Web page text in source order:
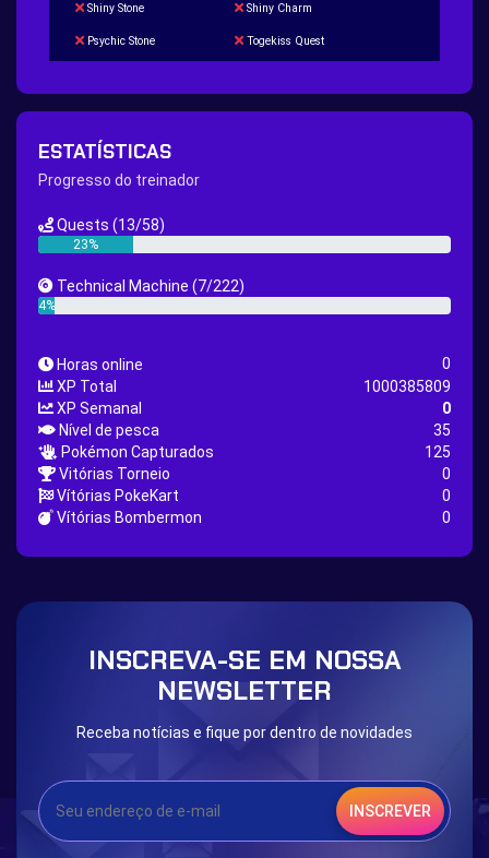
Shiny Stone Shiny Charm
Psychic Stone Togekiss Quest
200 Great Ball Quest
Hippie Outfit Quest
New Continent Quest pt.1 New Continent Quest pt.2
Nature Backpack Quest
Lucario Quest
Snowboard Outfit Quest
Boost Stone
Primeiros 251 Pokemons na Pokedex
Eternal Dark Quest Door 999
ESTATÍSTICAS
Progresso do treinador
Quests (13/58)
23%
Technical Machine (7/222)
4%
Horas online
0
XP Total
1000385809
XP Semanal
0
Nível de pesca
35
Pokémon Capturados
125
Vitórias Torneio
0
Vítórias PokeKart
0
Vítórias Bombermon
0
INSCREVA-SE EM NOSSA
NEWSLETTER
Receba notícias e fique por dentro de novidades
INSCREVER